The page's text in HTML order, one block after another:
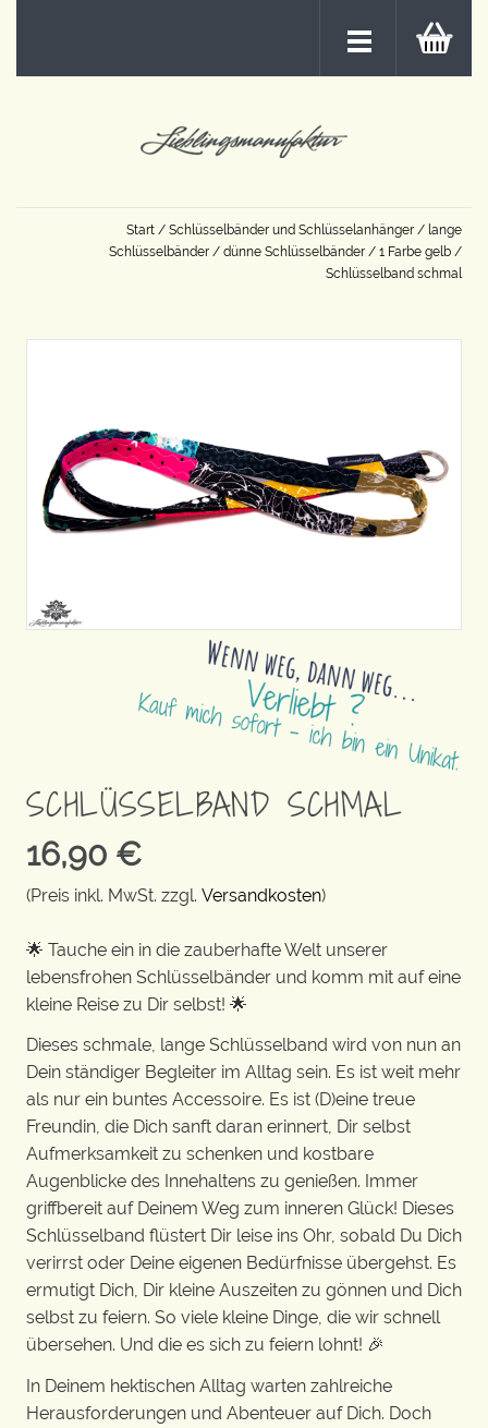
Start / Schlüsselbänder und Schlüsselanhänger / lange
Schlüsselbänder / dünne Schlüsselbänder / 1 Farbe gelb /
Schlüsselband schmal
SCHLÜSSELBAND SCHMAL
16,90 €
(Preis inkl. MwSt. zzgl. Versandkosten)
🌟 Tauche ein in die zauberhafte Welt unserer
lebensfrohen Schlüsselbänder und komm mit auf eine
kleine Reise zu Dir selbst! 🌟
Dieses schmale, lange Schlüsselband wird von nun an
Dein ständiger Begleiter im Alltag sein. Es ist weit mehr
als nur ein buntes Accessoire. Es ist (D)eine treue
Freundin, die Dich sanft daran erinnert, Dir selbst
Aufmerksamkeit zu schenken und kostbare
Augenblicke des Innehaltens zu genießen. Immer
griffbereit auf Deinem Weg zum inneren Glück! Dieses
Schlüsselband flüstert Dir leise ins Ohr, sobald Du Dich
verirrst oder Deine eigenen Bedürfnisse übergehst. Es
ermutigt Dich, Dir kleine Auszeiten zu gönnen und Dich
selbst zu feiern. So viele kleine Dinge, die wir schnell
übersehen. Und die es sich zu feiern lohnt! 🎉
In Deinem hektischen Alltag warten zahlreiche
Herausforderungen und Abenteuer auf Dich. Doch